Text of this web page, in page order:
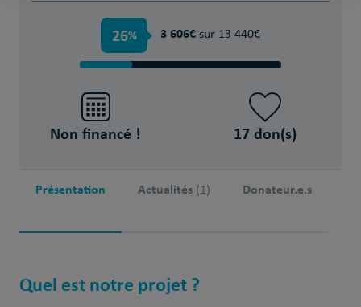
26% 3 606€ sur 13 440€
Non financé ! 17 don(s)
Présentation Actualités (1) Donateur.e.s
Quel est notre projet ?